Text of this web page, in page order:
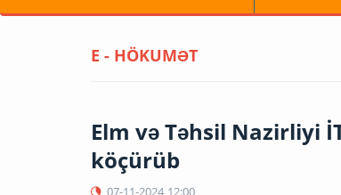
E - HÖKUMƏT
Elm və Təhsil Nazirliyi
köçürüb
07-11-2024 12:00